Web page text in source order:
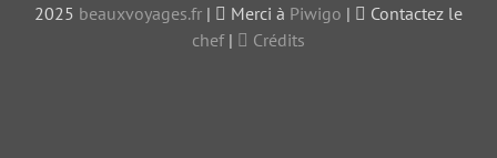
2025 beauxvoyages.fr | Merci à Piwigo |
Contactez le
chef| Crédits